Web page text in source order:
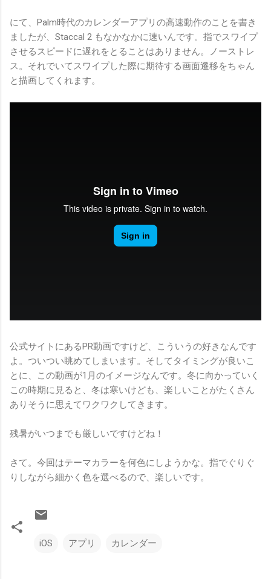
にて、Palm時代のカレンダーアプリの高速動作のことを書き
ましたが、Staccal 2 もなかなかに速いんです。指でスワイプ
させるスピードに遅れをとることはありません。ノーストレ
ス。それでいてスワイプした際に期待する画面遷移をちゃん
と描画してくれます。
公式サイトにあるPR動画ですけど、こういうの好きなんです
よ。ついつい眺めてしまいます。そしてタイミングが良いこ
とに、この動画が1月のイメージなんです。冬に向かっていく
この時期に見ると、冬は寒いけども、楽しいことがたくさん
ありそうに思えてワクワクしてきます。
残暑がいつまでも厳しいですけどね！
さて。今回はテーマカラーを何色にしようかな。指でぐりぐ
りしながら細かく色を選べるので、楽しいです。
iOS アプリ カレンダー